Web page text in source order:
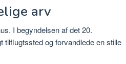
arv
I begyndelsen af ​​det 20.
tilflugtssted og forvandlede en stille